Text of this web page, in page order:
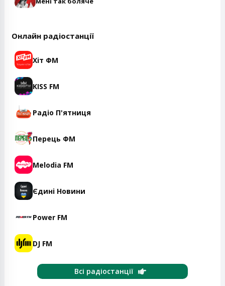
Онлайн радіостанції
Хіт ФМ
KISS FM
Радіо П'ятниця
Перець ФМ
Melodia FM
Єдині Новини
Power FM
DJ FM
Всі радіостанції